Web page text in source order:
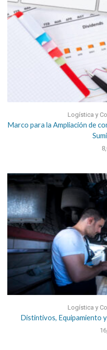
Logística y
Marco para la Ampliación de
Logística y
Distintivos, Equipamiento